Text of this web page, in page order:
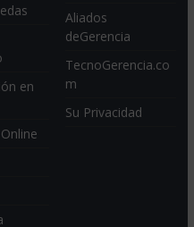
en
Aliados
deGerencia
TecnoGerencia.co
m
Su Privacidad